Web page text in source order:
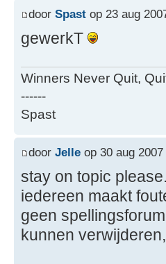
door Spast op 23 aug
gewerkT
Winners Never Quit,
------
Spast
door Jelle op 30 aug
stay on topic
iedereen maakt
geen
kunnen